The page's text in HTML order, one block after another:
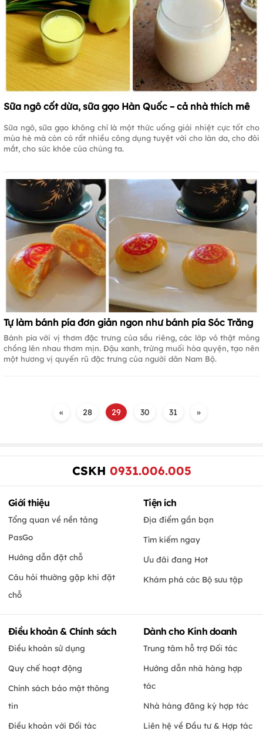
Sữa ngô cốt dừa, sữa gạo Hàn Quốc – cả nhà thích mê
Sữa ngô, sữa gạo không chỉ là một thức uống giải nhiệt cực tốt cho
mùa hè mà còn có rất nhiều công dụng tuyệt vời cho làn da, cho đôi
mắt, cho sức khỏe của chúng ta.
Tự làm bánh pía đơn giản ngon như bánh pía Sóc Trăng
Bánh pía với vị thơm đặc trưng của sầu riêng, các lớp vỏ thật mỏng
chồng lên nhau thơm mịn. Đậu xanh, trứng muối hòa quyện, tạo nên
một hương vị quyến rũ đặc trưng của người dân Nam Bộ.
« 28 29 30 31 »
CSKH 0931.006.005
Giới thiệu
Tổng quan về nền tảng
PasGo
Hướng dẫn đặt chỗ
Câu hỏi thường gặp khi đặt
chỗ
Tiện ích
Địa điểm gần bạn
Tìm kiếm ngay
Ưu đãi đang Hot
Khám phá các Bộ sưu tập
Điều khoản & Chính sách
Điều khoản sử dụng
Quy chế hoạt động
Chính sách bảo mật thông
tin
Điều khoản với Đối tác
Dành cho Kinh doanh
Trung tâm hỗ trợ Đối tác
Hướng dẫn nhà hàng hợp
tác
Nhà hàng đăng ký hợp tác
Liên hệ về Đầu tư & Hợp tác